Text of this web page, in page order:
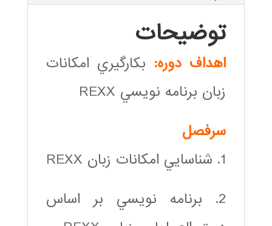
توضیحات
اهداف دوره: بكارگيري امكانات
زبان برنامه نويسي REXX
سرفصل
1. شناسايي امكانات زبان REXX
2. برنامه نويسي بر اساس